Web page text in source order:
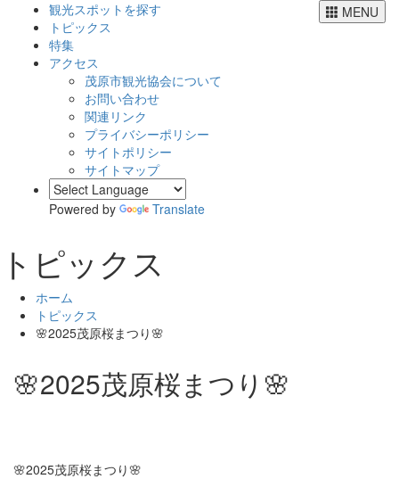
MENU
観光スポットを探す
トピックス
特集
アクセス
茂原市観光協会について
お問い合わせ
関連リンク
プライバシーポリシー
サイトポリシー
サイトマップ
Powered by Translate
トピックス
ホーム
トピックス
🌸2025茂原桜まつり🌸
🌸2025茂原桜まつり🌸
🌸2025茂原桜まつり🌸